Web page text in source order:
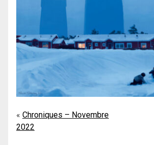
Navigation
de
Chroniques – Novembre
2022